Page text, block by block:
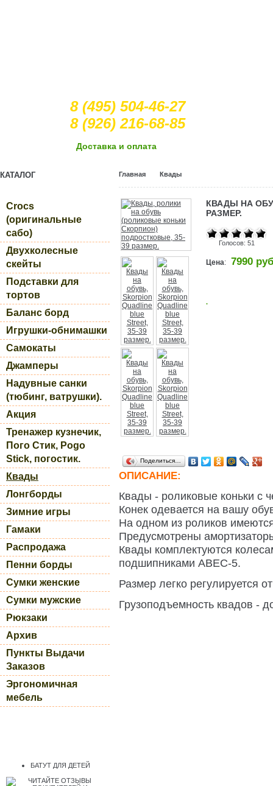
8 (495) 504-46-27
8 (926) 216-68-85
Доcтавка и оплата
КАТАЛОГ
Crocs
(оригинальные
сабо)
Двухколесные
скейты
Подставки для
тортов
Баланс борд
Игрушки-обнимашки
Самокаты
Джамперы
Надувные санки
(тюбинг, ватрушки).
Акция
Тренажер кузнечик,
Пого Стик, Pogo
Stick, погостик.
Квады
Лонгборды
Зимние игры
Гамаки
Распродажа
Пенни борды
Сумки женские
Сумки мужские
Рюкзаки
Архив
Пункты Выдачи
Заказов
Эргономичная
мебель
БАТУТ ДЛЯ ДЕТЕЙ
Главная Квады
КВАДЫ НА
РАЗМЕР.
Голосов: 51
Цена: 7990
.
Поделиться…
ОПИСАНИЕ:
Квады - роликовые коньки с
Конек одевается на вашу
На одном из роликов
Предусмотрены
Квады комплектуются
подшипниками АВЕС-5.
Размер легко регулируется
Грузоподъемность квадов -